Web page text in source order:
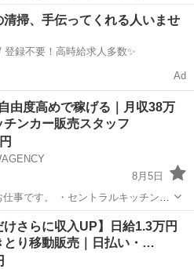
積み込み、指定場所へ移動 ・簡単な
・お客様への販売対応 ・営業終了
キッチンカー
清掃、手伝ってくれる人いませ
日給例1万円〜 / 登録不要！高時給求人多数✨
Ad
由度高めで稼げる｜月収38万
チンカー販売スタッフ
8月5日
ラルキッチンで
積み込み、指定場所へ移動 ・簡単な
・お客様への販売対応 ・営業終了
キッチンカー
けさらに収入UP】日給1.3万円
とり移動販売｜日払い・…